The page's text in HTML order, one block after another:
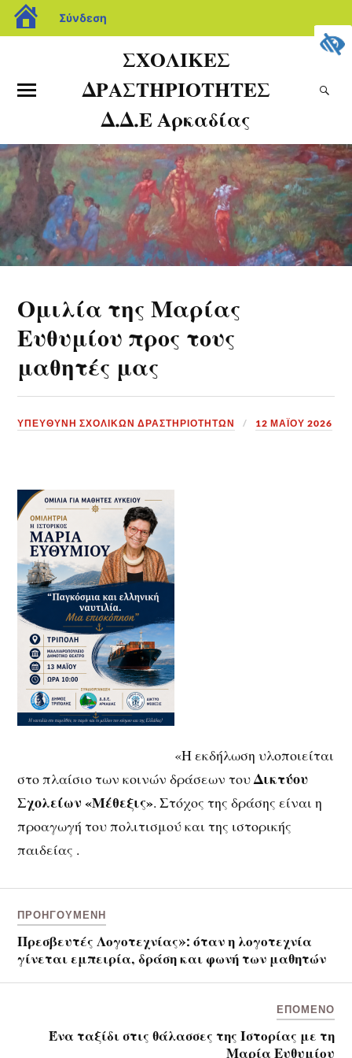
Σύνδεση
ΣΧΟΛΙΚΕΣ
ΔΡΑΣΤΗΡΙΟΤΗΤΕΣ
Δ.Δ.Ε Αρκαδίας
Ομιλία της Μαρίας
Ευθυμίου προς τους
μαθητές μας
ΥΠΕΎΘΥΝΗ ΣΧΟΛΙΚΏΝ ΔΡΑΣΤΗΡΙΟΤΉΤΩΝ 12 ΜΑΪ́ΟΥ 2026
«Η εκδήλωση υλοποιείται
στο πλαίσιο των κοινών δράσεων τουΔικτύου
Σχολείων «Μέθεξις». Στόχος της δράσης είναι η
προαγωγή του πολιτισμού και της ιστορικής
παιδείας .
ΠΡΟΗΓΟΎΜΕΝΗ
Πρεσβευτές Λογοτεχνίας»: όταν η λογοτεχνία
γίνεται εμπειρία, δράση και φωνή των μαθητών
ΕΠΌΜΕΝΟ
Ένα ταξίδι στις θάλασσες της Ιστορίας με τη
Μαρία Ευθυμίου